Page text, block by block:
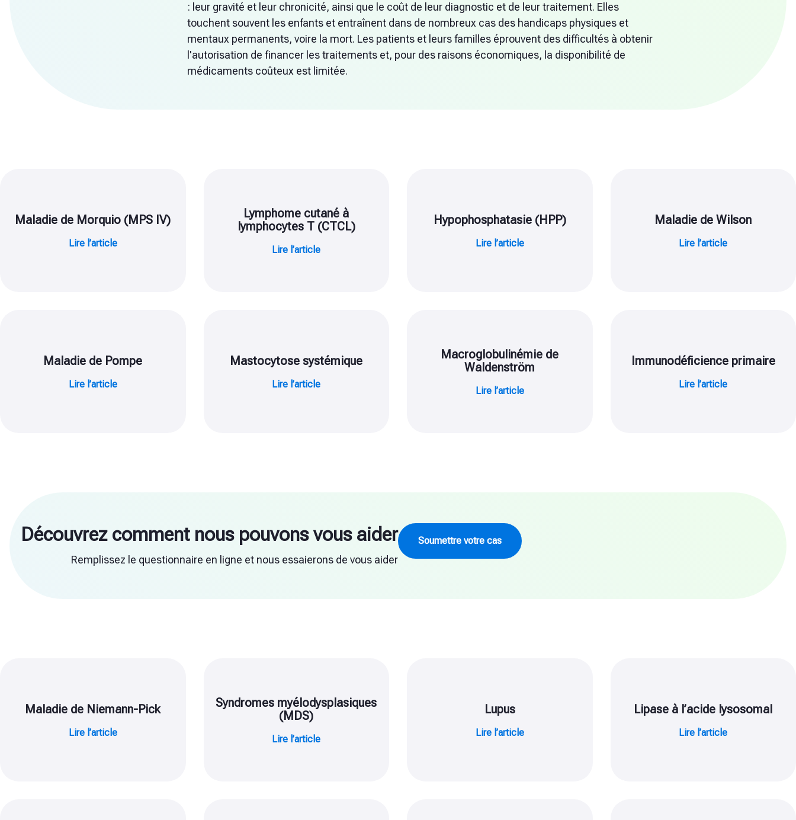
: leur gravité et leur chronicité, ainsi que le coût de leur diagnostic et de leur traitement. Elles
touchent souvent les enfants et entraînent dans de nombreux cas des handicaps physiques et
mentaux permanents, voire la mort. Les patients et leurs familles éprouvent des difficultés à obtenir
l'autorisation de financer les traitements et, pour des raisons économiques, la disponibilité de
médicaments coûteux est limitée.
Maladie de Morquio (MPS IV)
Lire l’article
Lymphome cutané à
lymphocytes T (CTCL)
Lire l’article
Hypophosphatasie (HPP)
Lire l’article
Maladie de Wilson
Lire l’article
Maladie de Pompe
Lire l’article
Mastocytose systémique
Lire l’article
Macroglobulinémie de
Waldenström
Lire l’article
Immunodéficience primaire
Lire l’article
Découvrez comment nous pouvons vous aider
Remplissez le questionnaire en ligne et nous essaierons de vous aider
Soumettre votre cas
Maladie de Niemann-Pick
Lire l’article
Syndromes myélodysplasiques
(MDS)
Lire l’article
Lupus
Lire l’article
Lipase à l’acide lysosomal
Lire l’article